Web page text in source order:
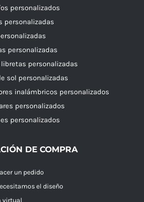
personalizados
personalizadas
personalizadas
libretas personalizadas
sol personalizadas
inalámbricos personalizados
personalizados
personalizados
DE COMPRA
un pedido
el diseño